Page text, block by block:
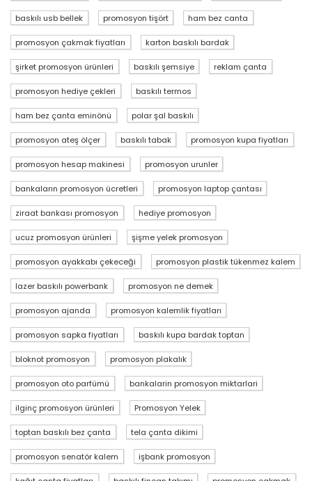
baskılı usb bellek promosyon tişört ham bez canta
promosyon çakmak fiyatları karton baskılı bardak
şirket promosyon ürünleri baskılı şemsiye reklam çanta
promosyon hediye çekleri baskılı termos
ham bez çanta eminönü polar şal baskılı
promosyon ateş ölçer baskılı tabak promosyon kupa fiyatları
promosyon hesap makinesi promosyon urunler
bankaların promosyon ücretleri promosyon laptop çantası
ziraat bankası promosyon hediye promosyon
ucuz promosyon ürünleri şişme yelek promosyon
promosyon ayakkabı çekeceği promosyon plastik tükenmez kalem
lazer baskılı powerbank promosyon ne demek
promosyon ajanda promosyon kalemlik fiyatları
promosyon sapka fiyatları baskılı kupa bardak toptan
bloknot promosyon promosyon plakalık
promosyon oto parfümü bankalarin promosyon miktarlari
ilginç promosyon ürünleri Promosyon Yelek
toptan baskılı bez çanta tela çanta dikimi
promosyon senatör kalem işbank promosyon